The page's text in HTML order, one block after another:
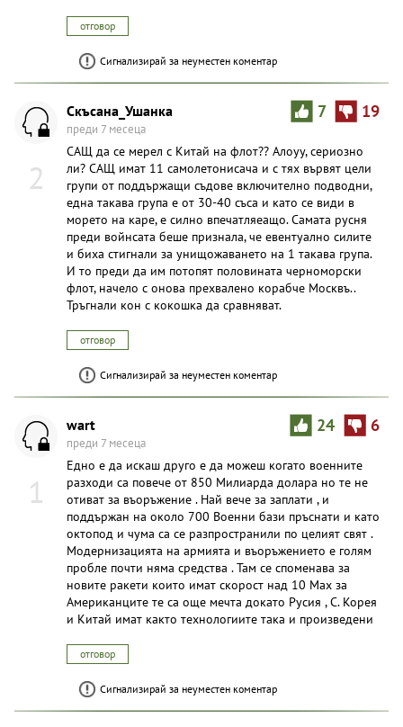
отговор
Сигнализирай за неуместен коментар
2
7 19
Скъсана_Ушанка
преди 7 месеца
САЩ да се мерел с Китай на флот?? Алоуу, сериозно
ли? САЩ имат 11 самолетонисача и с тях вървят цели
групи от поддържащи съдове включително подводни,
една такава група е от 30-40 съса и като се види в
морето на каре, е силно впечатляеащо. Самата русня
преди войнсата беше признала, че евентуално силите
и биха стигнали за унищожаването на 1 такава група.
И то преди да им потопят половината черноморски
флот, начело с онова прехвалено корабче Москвъ..
Тръгнали кон с кокошка да сравняват.
отговор
Сигнализирай за неуместен коментар
1
24 6
wart
преди 7 месеца
Едно е да искаш друго е да можеш когато военните
разходи са повече от 850 Милиарда долара но те не
отиват за въоръжение . Най вече за заплати , и
поддържан на около 700 Военни бази пръснати и като
октопод и чума са се разпространили по целият свят .
Модернизацията на армията и въоръжението е голям
пробле почти няма средства . Там се споменава за
новите ракети които имат скорост над 10 Мах за
Американците те са още мечта докато Русия , С. Корея
и Китай имат както технологиите така и произведени
отговор
Сигнализирай за неуместен коментар